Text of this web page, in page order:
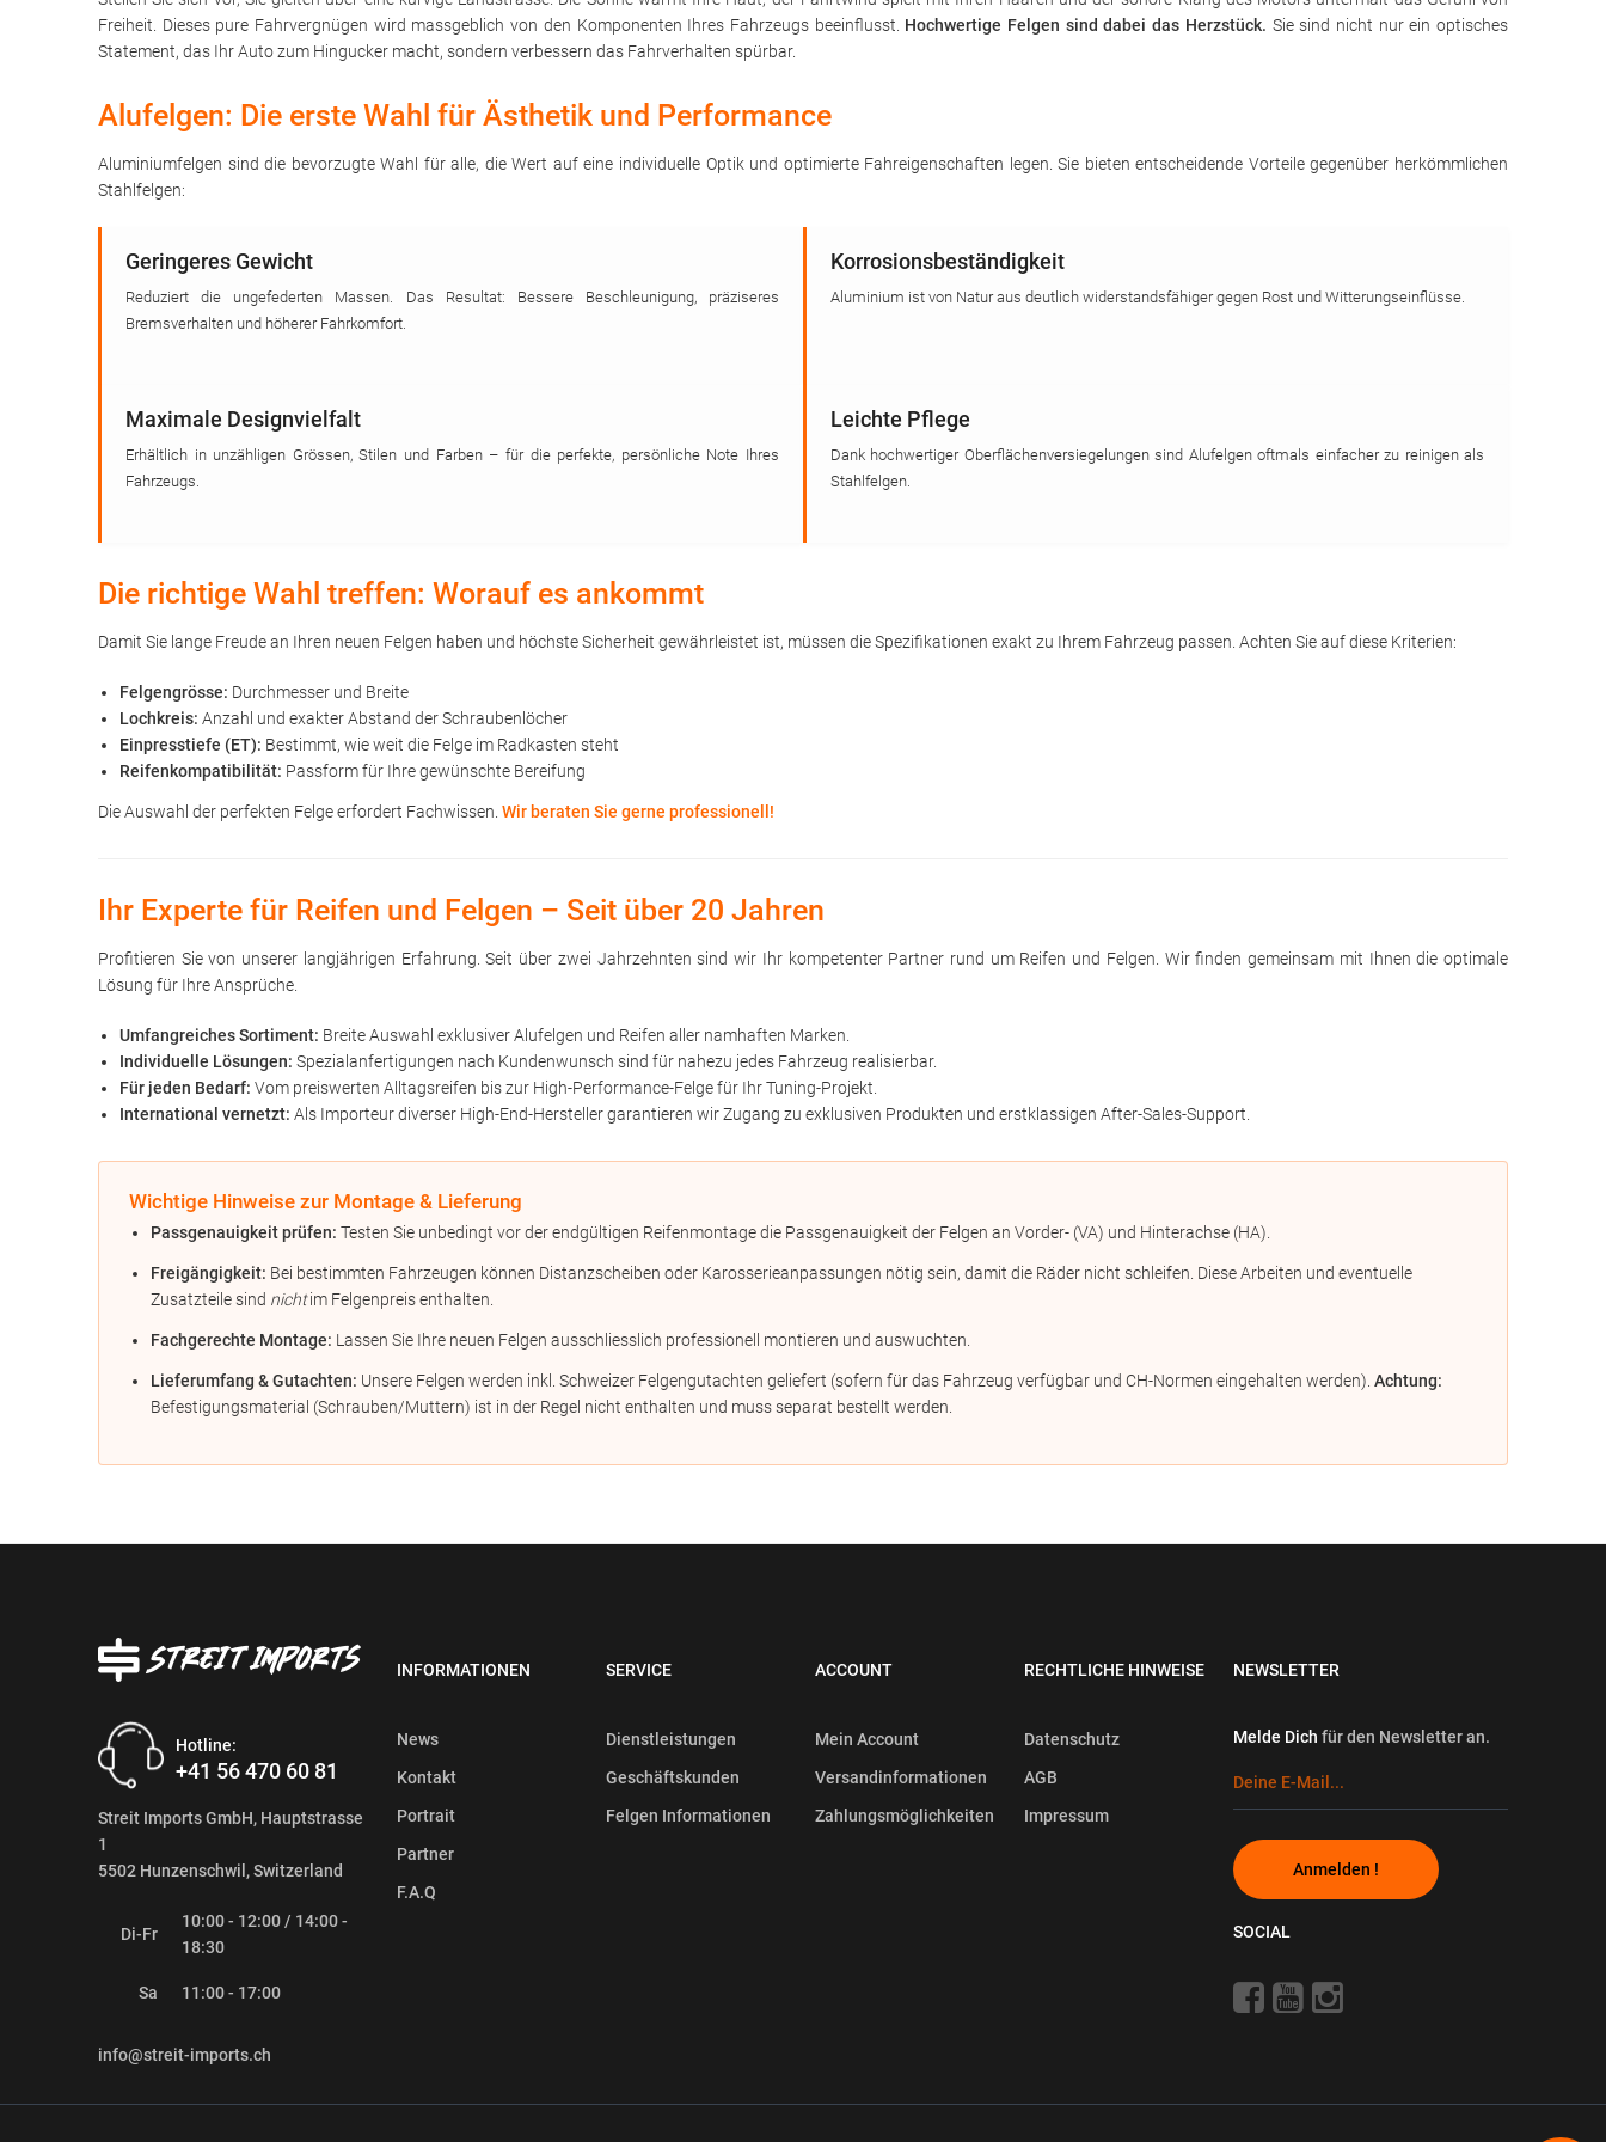
Freiheit. Dieses pure Fahrvergnügen wird massgeblich von den Komponenten Ihres Fahrzeugs beeinflusst. Hochwertige Felgen sind dabei das Herzstück. Sie sind nicht nur ein optisches
Statement, das Ihr Auto zum Hingucker macht, sondern verbessern das Fahrverhalten spürbar.
Alufelgen: Die erste Wahl für Ästhetik und Performance
Aluminiumfelgen sind die bevorzugte Wahl für alle, die Wert auf eine individuelle Optik und optimierte Fahreigenschaften legen. Sie bieten entscheidende Vorteile gegenüber herkömmlichen
Stahlfelgen:
Geringeres Gewicht
Reduziert die ungefederten Massen. Das Resultat: Bessere Beschleunigung, präziseres
Bremsverhalten und höherer Fahrkomfort.
Korrosionsbeständigkeit
Aluminium ist von Natur aus deutlich widerstandsfähiger gegen Rost und Witterungseinflüsse.
Maximale Designvielfalt
Erhältlich in unzähligen Grössen, Stilen und Farben – für die perfekte, persönliche Note Ihres
Fahrzeugs.
Leichte Pflege
Dank hochwertiger Oberflächenversiegelungen sind Alufelgen oftmals einfacher zu reinigen als
Stahlfelgen.
Die richtige Wahl treffen: Worauf es ankommt
Damit Sie lange Freude an Ihren neuen Felgen haben und höchste Sicherheit gewährleistet ist, müssen die Spezifikationen exakt zu Ihrem Fahrzeug passen. Achten Sie auf diese Kriterien:
Felgengrösse: Durchmesser und Breite
Lochkreis: Anzahl und exakter Abstand der Schraubenlöcher
Einpresstiefe (ET): Bestimmt, wie weit die Felge im Radkasten steht
Reifenkompatibilität: Passform für Ihre gewünschte Bereifung
Die Auswahl der perfekten Felge erfordert Fachwissen. Wir beraten Sie gerne professionell!
Ihr Experte für Reifen und Felgen – Seit über 20 Jahren
Profitieren Sie von unserer langjährigen Erfahrung. Seit über zwei Jahrzehnten sind wir Ihr kompetenter Partner rund um Reifen und Felgen. Wir finden gemeinsam mit Ihnen die optimale
Lösung für Ihre Ansprüche.
Umfangreiches Sortiment: Breite Auswahl exklusiver Alufelgen und Reifen aller namhaften Marken.
Individuelle Lösungen: Spezialanfertigungen nach Kundenwunsch sind für nahezu jedes Fahrzeug realisierbar.
Für jeden Bedarf: Vom preiswerten Alltagsreifen bis zur High-Performance-Felge für Ihr Tuning-Projekt.
International vernetzt: Als Importeur diverser High-End-Hersteller garantieren wir Zugang zu exklusiven Produkten und erstklassigen After-Sales-Support.
Wichtige Hinweise zur Montage & Lieferung
Passgenauigkeit prüfen: Testen Sie unbedingt vor der endgültigen Reifenmontage die Passgenauigkeit der Felgen an Vorder- (VA) und Hinterachse (HA).
Freigängigkeit: Bei bestimmten Fahrzeugen können Distanzscheiben oder Karosserieanpassungen nötig sein, damit die Räder nicht schleifen. Diese Arbeiten und eventuelle
Zusatzteile sind nichtim Felgenpreis enthalten.
Fachgerechte Montage: Lassen Sie Ihre neuen Felgen ausschliesslich professionell montieren und auswuchten.
Lieferumfang & Gutachten: Unsere Felgen werden inkl. Schweizer Felgengutachten geliefert (sofern für das Fahrzeug verfügbar und CH-Normen eingehalten werden). Achtung:
Befestigungsmaterial (Schrauben/Muttern) ist in der Regel nicht enthalten und muss separat bestellt werden.
Hotline:
+41 56 470 60 81
Streit Imports GmbH, Hauptstrasse
1
5502 Hunzenschwil, Switzerland
Di-Fr
10:00 - 12:00 / 14:00 -
18:30
Sa 11:00 - 17:00
info@streit-imports.ch
INFORMATIONEN
News
Kontakt
Portrait
Partner
F.A.Q
SERVICE
Dienstleistungen
Geschäftskunden
Felgen Informationen
ACCOUNT
Mein Account
Versandinformationen
Zahlungsmöglichkeiten
RECHTLICHE HINWEISE
Datenschutz
AGB
Impressum
NEWSLETTER
Melde Dich für den Newsletter an.
Anmelden !
SOCIAL